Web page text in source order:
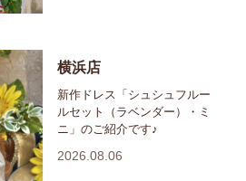
横浜店
新作ドレス「シュシュフルー
ルセット（ラベンダー）・ミ
ニ」のご紹介です♪
2026.08.06